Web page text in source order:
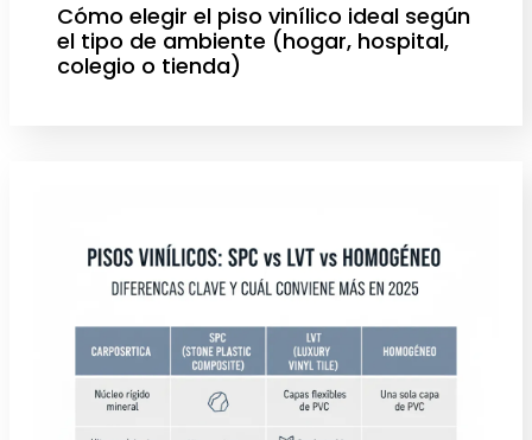
Cómo elegir el piso vinílico ideal según
el tipo de ambiente (hogar, hospital,
colegio o tienda)